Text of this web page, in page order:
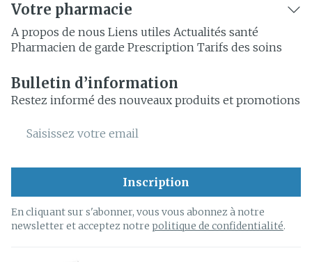
Votre pharmacie
A propos de nous Liens utiles Actualités santé
Pharmacien de garde Prescription Tarifs des soins
Bulletin d’information
Restez informé des nouveaux produits et promotions
Adresse mail
Inscription
En cliquant sur s'abonner, vous vous abonnez à notre
newsletter et acceptez notre politique de confidentialité.